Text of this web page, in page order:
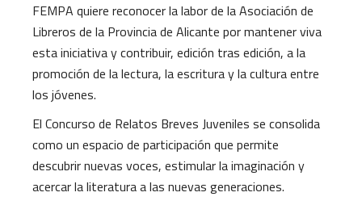
FEMPA quiere reconocer la labor de la Asociación de
Libreros de la Provincia de Alicante por mantener viva
esta iniciativa y contribuir, edición tras edición, a la
promoción de la lectura, la escritura y la cultura entre
los jóvenes.
El Concurso de Relatos Breves Juveniles se consolida
como un espacio de participación que permite
descubrir nuevas voces, estimular la imaginación y
acercar la literatura a las nuevas generaciones.